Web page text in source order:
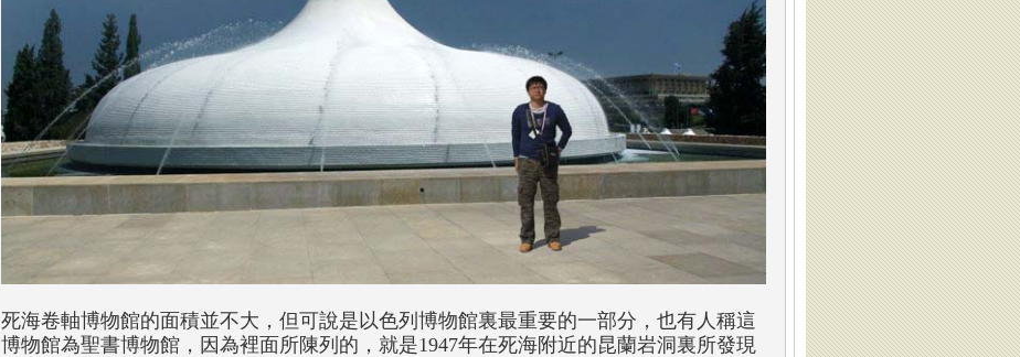
死海卷軸博物館的面積並不大，但可說是以色列博物館裏最重要的一部分，也有人稱這
博物館為聖書博物館，因為裡面所陳列的，就是1947年在死海附近的昆蘭岩洞裏所發現